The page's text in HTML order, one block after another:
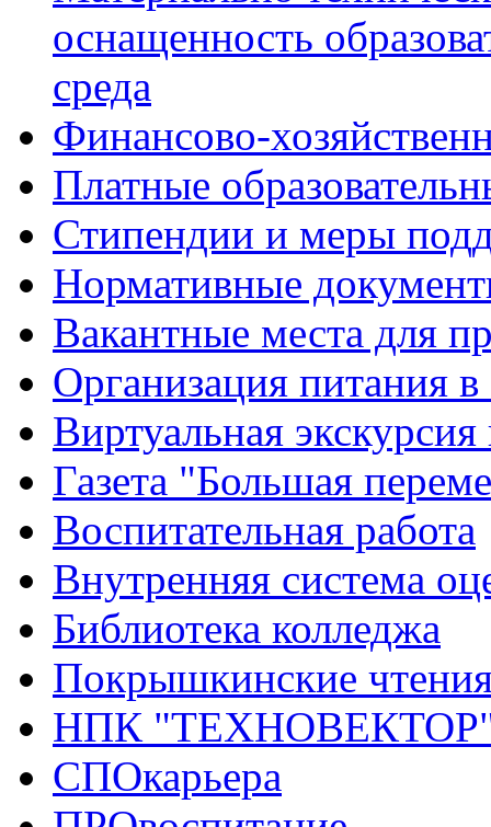
оснащенность
среда
Финансово-
Платные
Стипендии и меры
Нормативные
Вакантные места для
Организация питания в
Виртуальная
Газета "Большая
Воспитательная работа
Внутренняя система
Библиотека колледжа
Покрышкинские
НПК
СПОкарьера